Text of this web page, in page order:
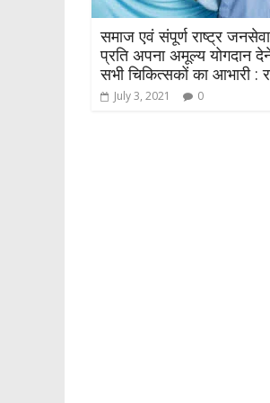
समाज एवं संपूर्ण राष्ट्र
प्रति अपना अमूल्य योगदान
सभी चिकित्सकों का आभारी :
July 3, 2021 0